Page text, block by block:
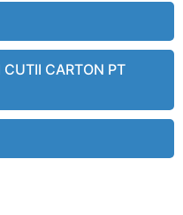
CUTII CARTON PT